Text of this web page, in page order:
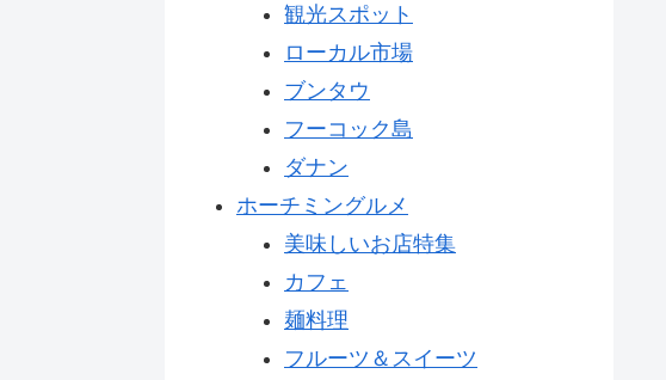
観光スポット
ローカル市場
ブンタウ
フーコック島
ダナン
ホーチミングルメ
美味しいお店特集
カフェ
麺料理
フルーツ＆スイーツ